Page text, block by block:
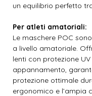
un equilibrio perfetto
Per atleti amatoriali:
Le maschere POC
a livello amatoriale.
lenti con protezione
appannamento,
protezione ottimale
ergonomico e l’ampia